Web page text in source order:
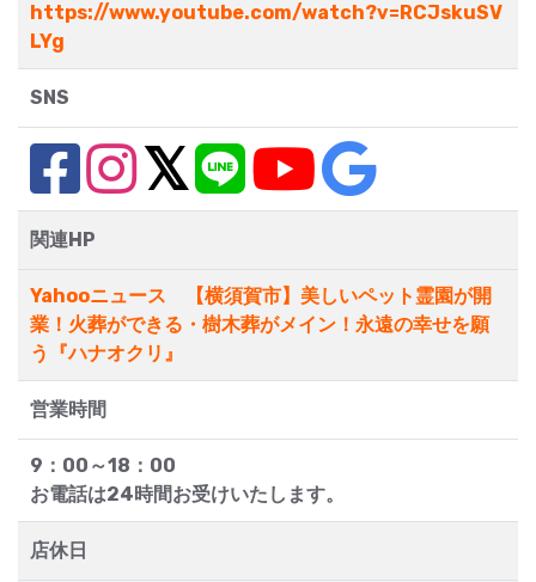
https://www.youtube.com/watch?v=RCJskuSV
LYg
SNS
関連HP
Yahooニュース 【横須賀市】美しいペット霊園が開
業！火葬ができる・樹木葬がメイン！永遠の幸せを願
う『ハナオクリ』
営業時間
9：00～18：00
お電話は24時間お受けいたします。
店休日